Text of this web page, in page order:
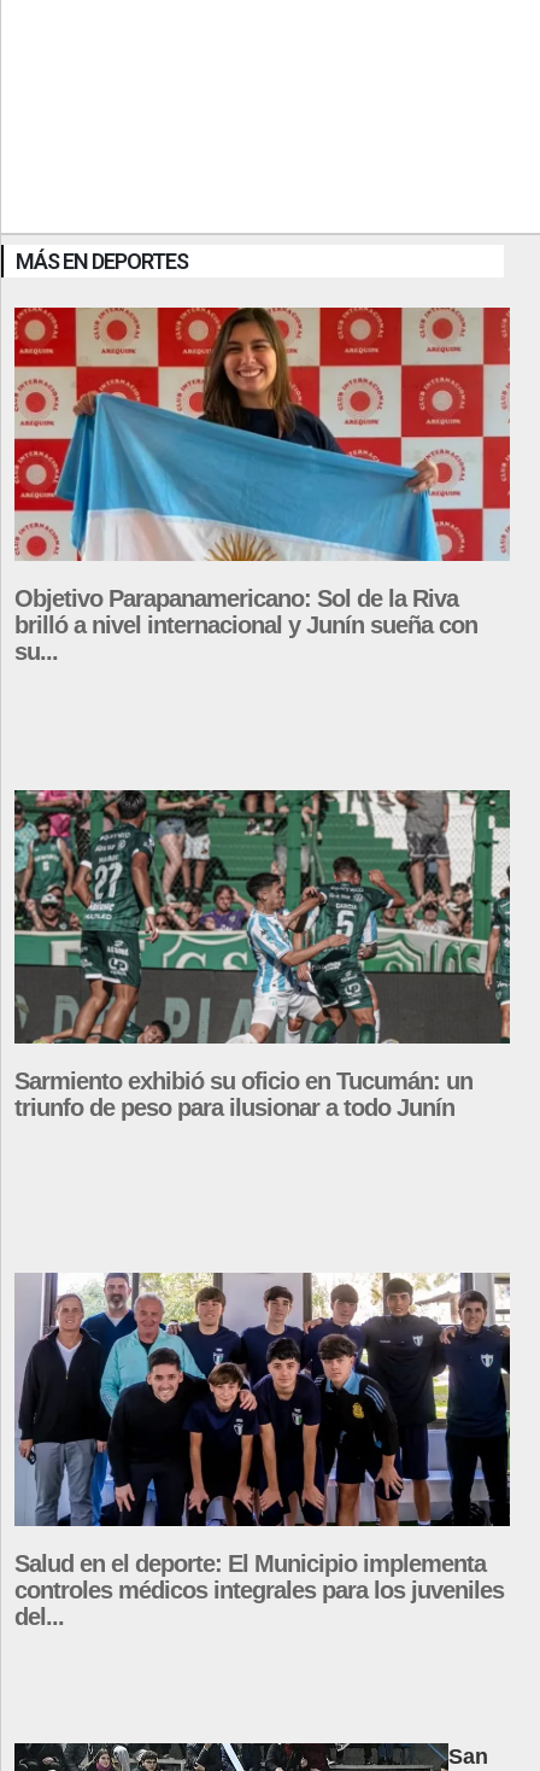
MÁS EN DEPORTES
Objetivo Parapanamericano: Sol de la Riva
brilló a nivel internacional y Junín sueña con
su...
Sarmiento exhibió su oficio en Tucumán: un
triunfo de peso para ilusionar a todo Junín
Salud en el deporte: El Municipio implementa
controles médicos integrales para los juveniles
del...
San